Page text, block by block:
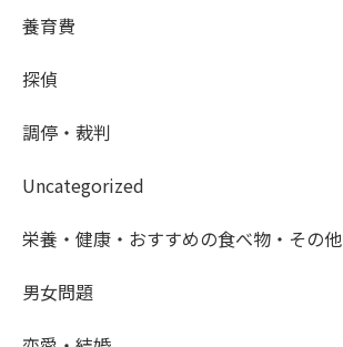
養育費
探偵
調停・裁判
Uncategorized
栄養・健康・おすすめの食べ物・その他
男女問題